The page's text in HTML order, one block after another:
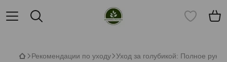
Рекомендации по уходу Уход за голубикой: Полное